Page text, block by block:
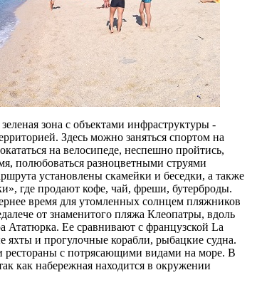
зона с объектами инфраструктуры -
Здесь можно заняться спортом на
на велосипеде, неспешно пройтись,
полюбоваться разноцветными струями
установлены скамейки и беседки, а также
где продают кофе, чай, фреши, бутерброды.
время для утомленных солнцем пляжников
от знаменитого пляжа Клеопатры, вдоль
Ататюрка. Ее сравнивают с французской La
и прогулочные корабли, рыбацкие судна.
рестораны с потрясающими видами на море. В
как набережная находится в окружении